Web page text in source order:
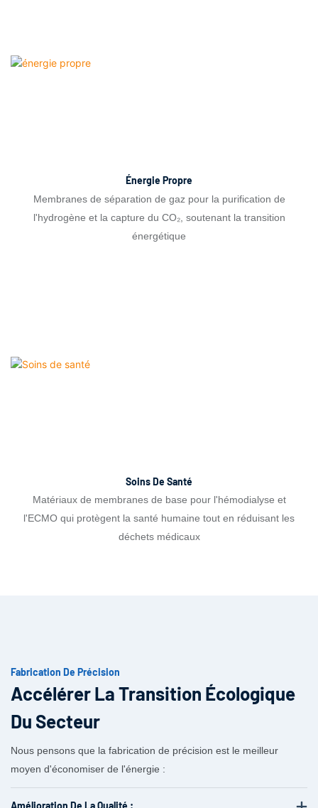
Énergie Propre
Membranes de séparation de gaz pour la purification de
l'hydrogène et la capture du CO₂, soutenant la transition
énergétique
Soins De Santé
Matériaux de membranes de base pour l'hémodialyse et
l'ECMO qui protègent la santé humaine tout en réduisant les
déchets médicaux
Fabrication De Précision
Accélérer La Transition Écologique
Du Secteur
Nous pensons que la fabrication de précision est le meilleur
moyen d'économiser de l'énergie :
Amélioration De La Qualité :